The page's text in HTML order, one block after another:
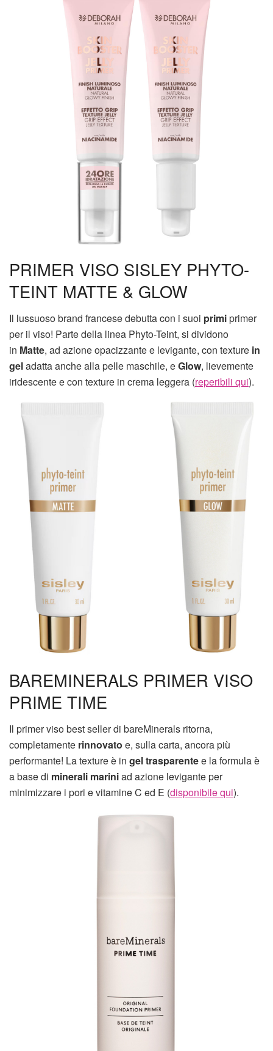
PRIMER VISO SISLEY PHYTO-
TEINT MATTE & GLOW
Il lussuoso brand francese debutta con i suoi primiprimer
per il viso! Parte della linea Phyto-Teint, si dividono
in Matte, ad azione opacizzante e levigante, con texture in
geladatta anche alla pelle maschile, eGlow, lievemente
iridescente e con texture in crema leggera (reperibili qui).
BAREMINERALS PRIMER VISO
PRIME TIME
Il primer viso best seller di bareMinerals ritorna,
completamente rinnovato e, sulla carta, ancora più
performante! La texture è in gel trasparentee la formula è
a base di minerali mariniad azione levigante per
minimizzare i pori e vitamine C ed E (disponibile qui).